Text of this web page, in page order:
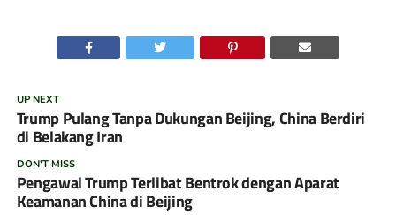
UP NEXT
Trump Pulang Tanpa Dukungan Beijing, China Berdiri
di Belakang Iran
DON'T MISS
Pengawal Trump Terlibat Bentrok dengan Aparat
Keamanan China di Beijing